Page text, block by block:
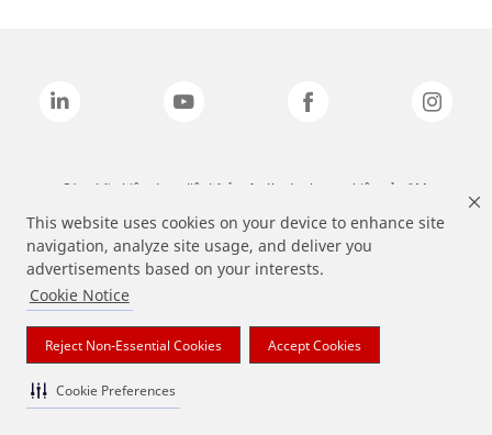
This website uses cookies on your device to enhance site
navigation, analyze site usage, and deliver you
advertisements based on your interests.
Cookie Notice
Reject Non-Essential Cookies Accept Cookies
Cookie Preferences
Các nhãn hiệu được liệt kê ở trên là các thương hiệu của 3M.